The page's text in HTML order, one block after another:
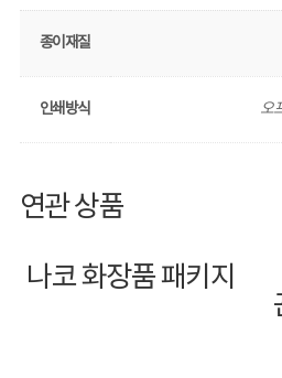
종이재질
인쇄방식 오
연관 상품
나코 화장품 패키지